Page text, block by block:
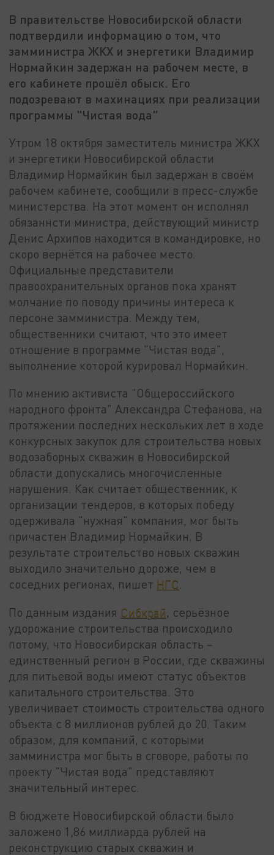
В правительстве Новосибирской области
подтвердили информацию о том, что
замминистра ЖКХ и энергетики Владимир
Нормайкин задержан на рабочем месте, в
его кабинете прошёл обыск. Его
подозревают в махинациях при реализации
программы "Чистая вода"
Утром 18 октября заместитель министра ЖКХ
и энергетики Новосибирской области
Владимир Нормайкин был задержан в своём
рабочем кабинете, сообщили в пресс-службе
министерства. На этот момент он исполнял
обязаннсти министра, действующий министр
Денис Архипов находится в командировке, но
скоро вернётся на рабочее место.
Официальные представители
правоохранительных органов пока хранят
молчание по поводу причины интереса к
персоне замминистра. Между тем,
общественники считают, что это имеет
отношение в программе "Чистая вода",
выполнение которой курировал Нормайкин.
По мнению активиста "Общероссийского
народного фронта" Александра Стефанова, на
протяжении последних нескольких лет в ходе
конкурсных закупок для строительства новых
водозаборных скважин в Новосибирской
области допускались многочисленные
нарушения. Как считает общественник, к
организации тендеров, в которых победу
одерживала "нужная" компания, мог быть
причастен Владимир Нормайкин. В
результате строительство новых скважин
выходило значительно дороже, чем в
соседних регионах, пишет НГС
По данным издания Сибкрай, серьёзное
удорожание строительства происходило
потому, что Новосибирская область –
единственный регион в России, где скважины
для питьевой воды имеют статус объектов
капитального строительства. Это
увеличивает стоимость строительства одного
объекта с 8 миллионов рублей до 20. Таким
образом, для компаний, с которыми
замминистра мог быть в сговоре, работы по
проекту "Чистая вода" представляют
значительный интерес.
В бюджете Новосибирской области было
заложено 1,86 миллиарда рублей на
реконструкцию старых скважин и